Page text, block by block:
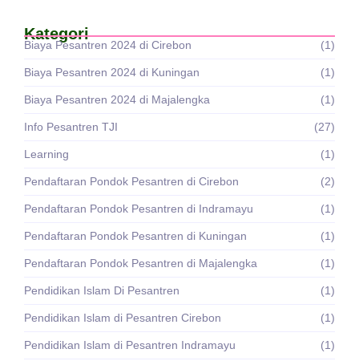
Kategori
Biaya Pesantren 2024 di Cirebon (1)
Biaya Pesantren 2024 di Kuningan (1)
Biaya Pesantren 2024 di Majalengka (1)
Info Pesantren TJI (27)
Learning (1)
Pendaftaran Pondok Pesantren di Cirebon (2)
Pendaftaran Pondok Pesantren di Indramayu (1)
Pendaftaran Pondok Pesantren di Kuningan (1)
Pendaftaran Pondok Pesantren di Majalengka (1)
Pendidikan Islam Di Pesantren (1)
Pendidikan Islam di Pesantren Cirebon (1)
Pendidikan Islam di Pesantren Indramayu (1)